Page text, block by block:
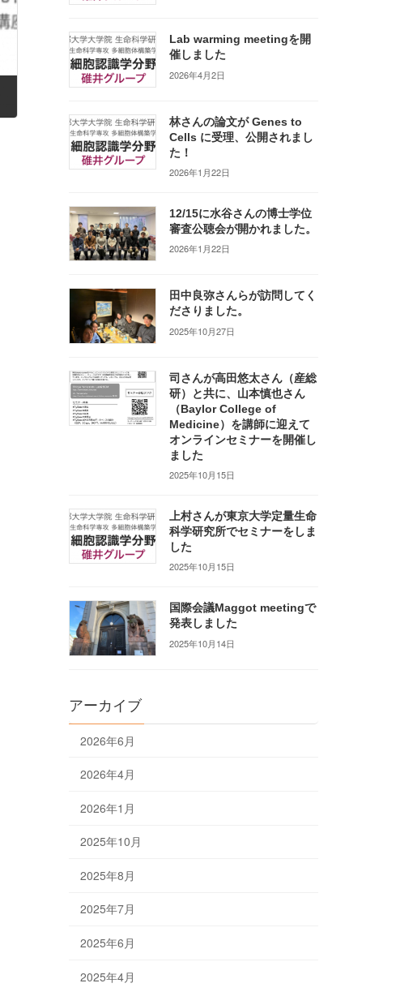
Lab warming meetingを開
催しました
2026年4月2日
林さんの論文が Genes to
Cells に受理、公開されまし
た！
2026年1月22日
12/15に水谷さんの博士学位
審査公聴会が開かれました。
2026年1月22日
田中良弥さんらが訪問してく
ださりました。
2025年10月27日
司さんが高田悠太さん（産総
研）と共に、山本慎也さん
（Baylor College of
Medicine）を講師に迎えて
オンラインセミナーを開催し
ました
2025年10月15日
上村さんが東京大学定量生命
科学研究所でセミナーをしま
した
2025年10月15日
国際会議Maggot meetingで
発表しました
2025年10月14日
アーカイブ
2026年6月
2026年4月
2026年1月
2025年10月
2025年8月
2025年7月
2025年6月
2025年4月